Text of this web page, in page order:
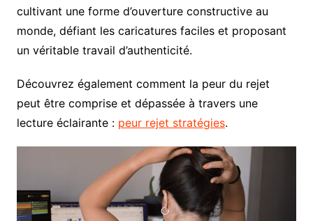
cultivant une forme d’ouverture constructive au
monde, défiant les caricatures faciles et proposant
un véritable travail d’authenticité.
Découvrez également comment la peur du rejet
peut être comprise et dépassée à travers une
lecture éclairante : peur rejet stratégies.